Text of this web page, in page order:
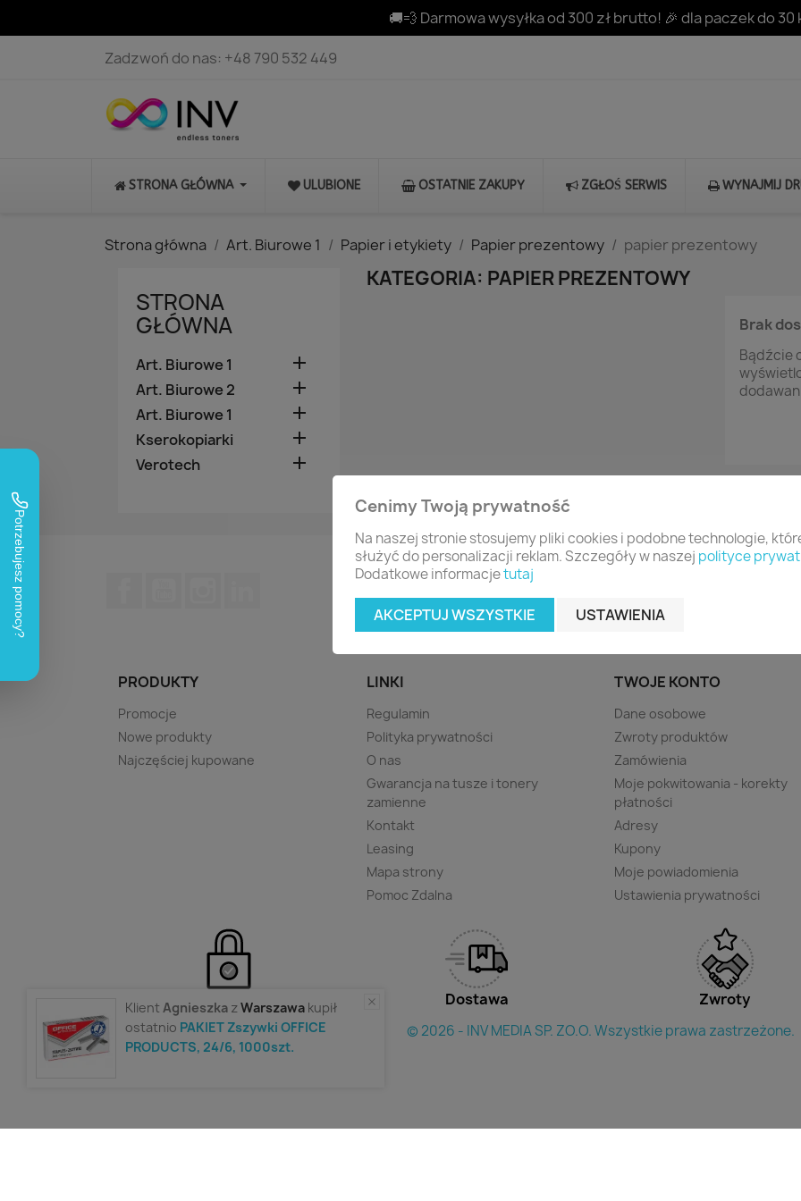
🚚💨 Darmowa wysyłka od 300 zł brutto! 🎉 dla paczek do 30
Zadzwoń do nas: +48 790 532 449
STRONA GŁÓWNA ULUBIONE OSTATNIE ZAKUPY ZGŁOŚ SERWIS WYNAJMIJ
Strona główna Art. Biurowe 1 Papier i etykiety Papier prezentowy papier prezentowy
STRONA
GŁÓWNA
Art. Biurowe 1 
Art. Biurowe 2 
Art. Biurowe 1 
Kserokopiarki 
Verotech 
KATEGORIA: PAPIER PREZENTOWY
Brak
Bądźcie
PRODUKTY
Promocje
Nowe produkty
Najczęściej kupowane
LINKI
Regulamin
Polityka prywatności
O nas
Gwarancja na tusze i tonery
zamienne
Kontakt
Leasing
Mapa strony
Pomoc Zdalna
TWOJE KONTO
Dane osobowe
Zwroty produktów
Zamówienia
Moje pokwitowania - korekty
płatności
Adresy
Kupony
Moje powiadomienia
Ustawienia prywatności
Cenimy Twoją prywatność
Na naszej stronie stosujemy pliki cookies i podobne technologie,
służyć do personalizacji reklam. Szczegóły w naszej polityce
Dodatkowe informacjetutaj
AKCEPTUJ WSZYSTKIE USTAWIENIA
Polityka prywatności Dostawa Zwroty
© 2026 - INV MEDIA SP. ZO.O. Wszystkie prawa zastrzeżone.
Klient Agnieszka zWarszawa kupił
ostatnio PAKIET Zszywki OFFICE
PRODUCTS, 24/6, 1000szt.